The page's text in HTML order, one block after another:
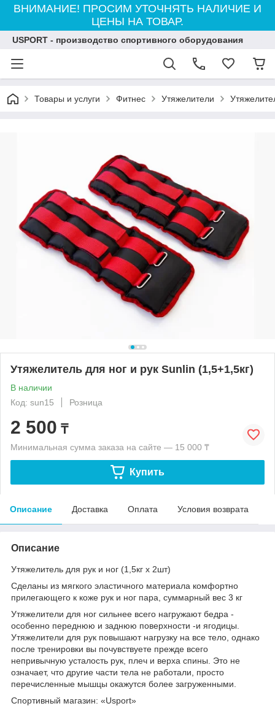
ВНИМАНИЕ! ПРОСИМ УТОЧНЯТЬ НАЛИЧИЕ И
ЦЕНЫ НА ТОВАР.
USPORT - производство спортивного оборудования
Товары и услуги Фитнес Утяжелители
Утяжелитель для ног и рук Sunlin (1,5+1,5кг)
В наличии
Код: sun15
Розница
2 500 ₸
Минимальная сумма заказа на сайте — 15 000 ₸
Купить
Описание Доставка Оплата Условия возврата
Описание
Утяжелитель для рук и ног (1,5кг х 2шт)
Сделаны из мягкого эластичного материала комфортно
прилегающего к коже рук и ног пара, суммарный вес 3 кг
Утяжелители для ног сильнее всего нагружают бедра -
особенно переднюю и заднюю поверхности -и ягодицы.
Утяжелители для рук повышают нагрузку на все тело, однако
после тренировки вы почувствуете прежде всего
непривычную усталость рук, плеч и верха спины. Это не
означает, что другие части тела не работали, просто
перечисленные мышцы окажутся более загруженными.
Спортивный магазин: «Usport»